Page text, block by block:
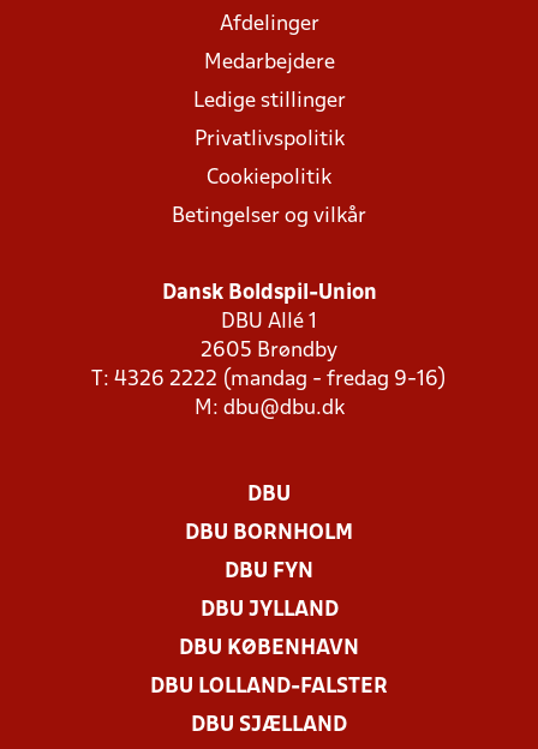
Afdelinger
Medarbejdere
Ledige stillinger
Privatlivspolitik
Cookiepolitik
Betingelser og vilkår
Dansk Boldspil-Union
DBU Allé 1
2605 Brøndby
T: 4326 2222 (mandag - fredag 9-16)
M: dbu@dbu.dk
DBU
DBU BORNHOLM
DBU FYN
DBU JYLLAND
DBU KØBENHAVN
DBU LOLLAND-FALSTER
DBU SJÆLLAND